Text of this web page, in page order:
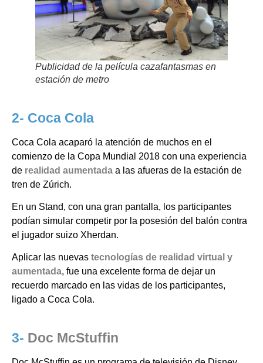
Publicidad de la película cazafantasmas en
estación de metro
2- Coca Cola
Coca Cola acaparó la atención de muchos en el
comienzo de la Copa Mundial 2018 con una experiencia
de realidad aumentada a las afueras de la estación de
tren de Zúrich.
En un Stand, con una gran pantalla, los participantes
podían simular competir por la posesión del balón contra
el jugador suizo Xherdan.
Aplicar las nuevas tecnologías de realidad virtual y
aumentada, fue una excelente forma de dejar un
recuerdo marcado en las vidas de los participantes,
ligado a Coca Cola.
3- Doc McStuffin